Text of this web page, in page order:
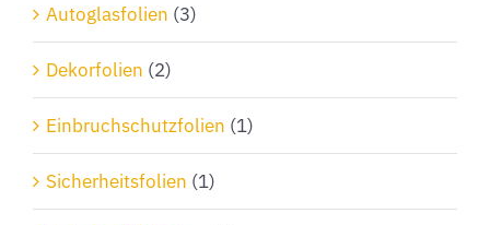
Autoglasfolien (3)
Dekorfolien (2)
Einbruchschutzfolien (1)
Sicherheitsfolien (1)